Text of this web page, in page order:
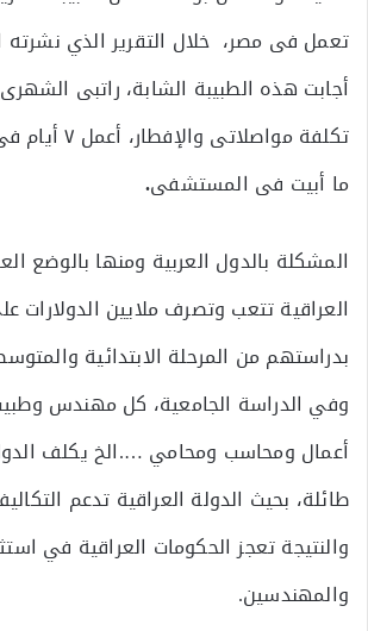
تعمل فى مصر، خلال التقرير الذي نشرته
أجابت هذه الطبيبة الشابة، راتبى
تكلفة مواصلاتى
ما أبيت فى المستشفى.
المشكلة بالدول العربية ومنها بالوضع
العراقية تتعب وتصرف ملايين الدولارات
بدراستهم من المرحلة الابتدائية
وفي الدراسة الجامعية، كل مهندس
أعمال ومحاسب ومحامي ….الخ يكلف
والنتيجة تعجز الحكومات العراقية في
والمهندسين.